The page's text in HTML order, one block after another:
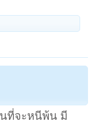
นที่จะหนีพ้น มี